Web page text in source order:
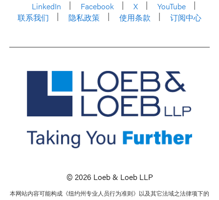
LinkedIn
Facebook X
YouTube
联系我们
隐私政策 使用条款 订阅中心
© 2026 Loeb & Loeb LLP
本网站内容可能构成《纽约州专业人员行为准则》以及其它法域之法律项下的